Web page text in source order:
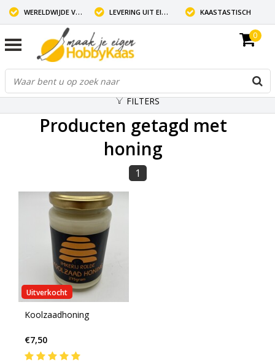
WERELDWIJDE VERZENDING LEVERING UIT EIGEN VOORRAAD KAASTASTISCH
0
FILTERS
Producten getagd met
honing
1
Uitverkocht
Koolzaadhoning
€7,50